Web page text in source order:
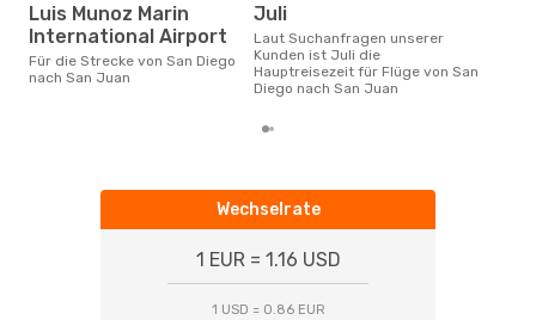
Luis Munoz Marin
International Airport
Für die Strecke von San Diego
nach San Juan
Juli
Laut Suchanfragen unserer
Kunden ist Juli die
Hauptreisezeit für Flüge von San
Diego nach San Juan
Wechselrate
1 EUR = 1.16 USD
1 USD = 0.86 EUR